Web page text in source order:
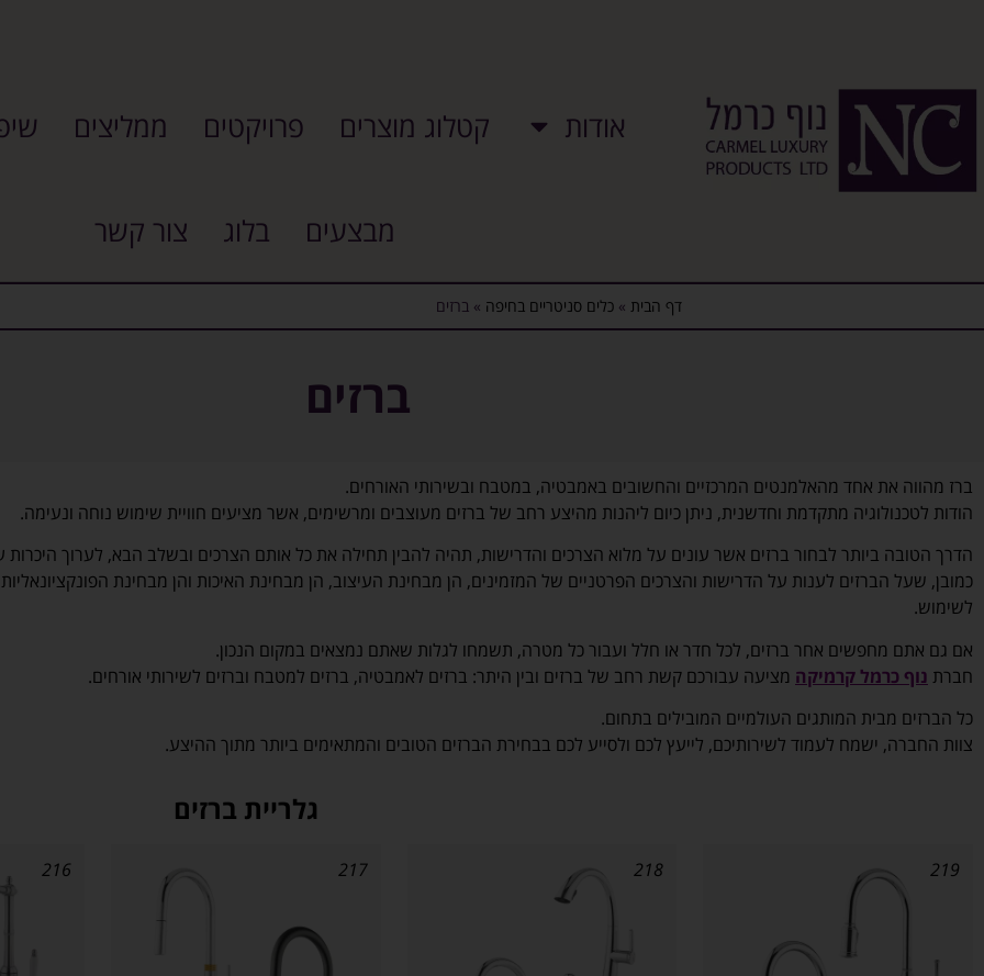
אודות קטלוג מוצרים פרויקטים ממליצים
מבצעים בלוג צור קשר
דף הבית » כלים סניטריים בחיפה » ברזים
ברזים
ברז מהווה את אחד מהאלמנטים המרכזיים והחשובים באמבטיה, במטבח ובשירותי האורחים.
הודות לטכנולוגיה מתקדמת וחדשנית, ניתן כיום ליהנות מהיצע רחב של ברזים מעוצבים ומרשימים, אשר מציעים חוויית שימוש נוחה ונעימה.
הדרך הטובה ביותר לבחור ברזים אשר עונים על מלוא הצרכים והדרישות, תהיה להבין תחילה את כל אותם הצרכים ובשלב הבא, לערוך
כמובן, שעל הברזים לענות על הדרישות והצרכים הפרטניים של המזמינים, הן מבחינת העיצוב, הן מבחינת האיכות והן מבחינת
לשימוש.
אם גם אתם מחפשים אחר ברזים, לכל חדר או חלל ועבור כל מטרה, תשמחו לגלות שאתם נמצאים במקום הנכון.
חברת נוף כרמל קרמיקה מציעה עבורכם קשת רחב של ברזים ובין היתר: ברזים לאמבטיה, ברזים למטבח וברזים לשירותי אורחים.
כל הברזים מבית המותגים העולמיים המובילים בתחום.
צוות החברה, ישמח לעמוד לשירותיכם, לייעץ לכם ולסייע לכם בבחירת הברזים הטובים והמתאימים ביותר מתוך ההיצע.
גלריית ברזים
216 217 218 219